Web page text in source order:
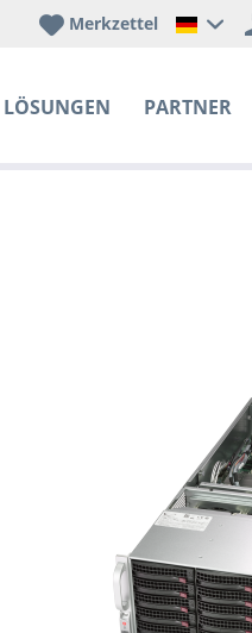
LÖSUNGEN PARTNER
Merkzettel